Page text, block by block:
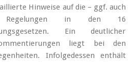
Hinweise auf die – ggf. auch
Regelungen in den 16
Ein deutlicher
liegt bei den
Infolgedessen enthält